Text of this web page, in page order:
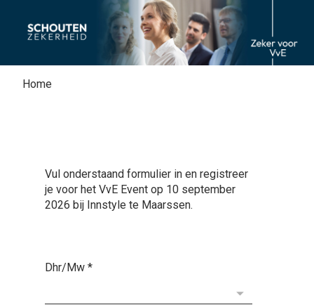
Home
Vul onderstaand formulier in en registreer
je voor het VvE Event op 10 september
2026 bij Innstyle te Maarssen.
Dhr/Mw *